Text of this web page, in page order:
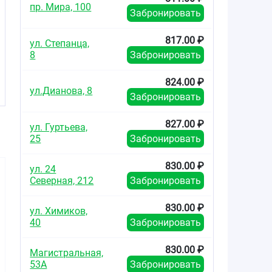
Индапамид
650.00₽
Ко-Дальнева
пр. Мира, 100
Забронировать
ул. Степанца,
8
817.00 ₽
Забронировать
ул.Дианова, 8
824.00 ₽
Забронировать
ул. Гуртьева,
25
827.00 ₽
Забронировать
ул. 24
Северная, 212
830.00 ₽
Забронировать
ул. Химиков,
40
830.00 ₽
Забронировать
Магистральная,
53А
830.00 ₽
Забронировать